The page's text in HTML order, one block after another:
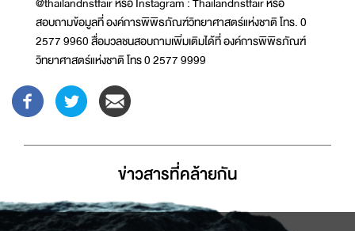
สอบถามข้อมูลที่ องค์การพิพิธภัณฑ์วิทยาศาสตร์แห่งชาติ โทร. 0
2577 9960 สื่อมวลชนสอบถามเพิ่มเติมได้ที่ องค์การพิพิธภัณฑ์
วิทยาศาสตร์แห่งชาติ โทร 0 2577 9999
ข่าวสารที่่คล้ายกัน